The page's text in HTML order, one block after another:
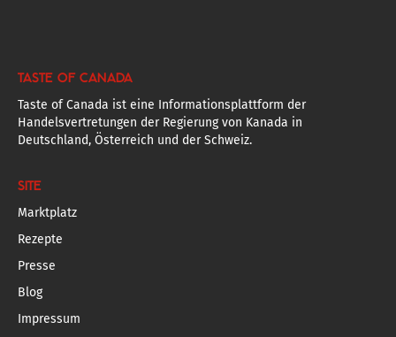
TASTE OF CANADA
Taste of Canada ist eine Informationsplattform der
Handelsvertretungen der Regierung von Kanada in
Deutschland, Österreich und der Schweiz.
SITE
Marktplatz
Rezepte
Presse
Blog
Impressum